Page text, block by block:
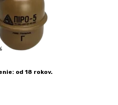
od 18 rokov.